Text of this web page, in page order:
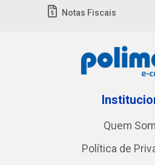
Notas Fiscais
Quem
Política de